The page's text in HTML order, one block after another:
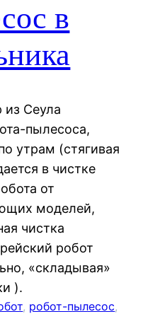
в
из Сеула
пылесоса,
утрам (стягивая
в чистке
от
моделей,
чистка
робот
«складывая»
).
, робот-пылесос